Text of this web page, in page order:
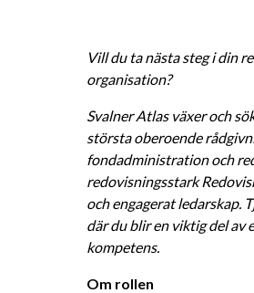
Vill du ta nästa steg i din
organisation?
Svalner Atlas växer och
största oberoende
fondadministration och
redovisningsstark
och engagerat ledarskap.
där du blir en viktig del av
kompetens.
Om rollen